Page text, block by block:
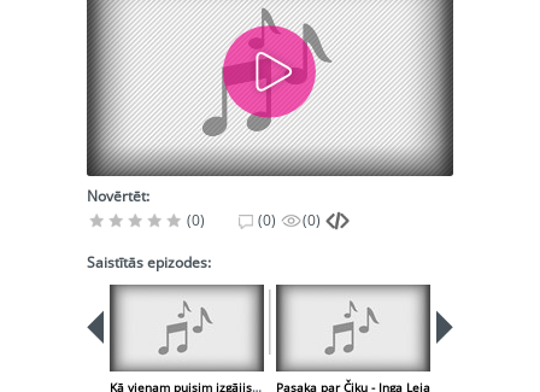
Novērtēt:
(0)
(0) (0)
Saistītās epizodes:
Kā vienam puisim izgājis ar mantkārīgām līgavām - Toms Treibergs Pasaka par Čiku - Inga Leja